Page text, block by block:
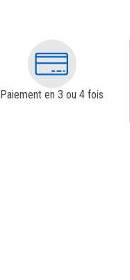
Paiement en 3 ou 4 fois